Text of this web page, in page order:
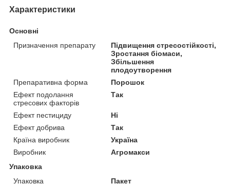
Характеристики
Основні
Призначення препарату
Підвищення стресостійкості,
Зростання біомаси,
Збільшення
плодоутворення
Препаративна форма
Порошок
Ефект подолання
стресових факторів
Так
Ефект пестициду
Ні
Ефект добрива
Так
Країна виробник
Україна
Виробник
Агромакси
Упаковка
Упаковка
Пакет